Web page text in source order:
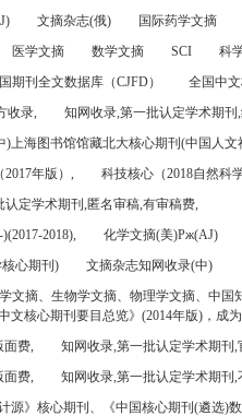
文摘杂志(俄) 国际药学文摘
医学文摘 数学文摘 SCI 科
期刊全文数据库（CJFD） 全国中
收录, 知网收录,第一批认定学术期
上海图书馆馆藏北大核心期刊(中国人
年版）, 科技核心（2018自然科
认定学术期刊,匿名审稿,有审稿费,
2018),
化学文摘(美)Pж(AJ)
心期刊)
文摘杂志知网收录(中)
文摘、生物学文摘、物理学文摘、中国
核心期刊要目总览》(2014年版)，成
面费,
知网收录,第一批认定学术期刊,
面费,
知网收录,第一批认定学术期刊,
》核心期刊、《中国核心期刊(遴选)